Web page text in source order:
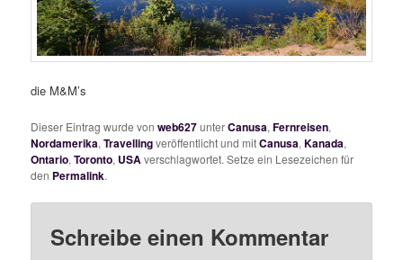
die M&M’s
Dieser Eintrag wurde vonweb627unterCanusa,Fernreisen,
Nordamerika,Travellingveröffentlicht und mitCanusa,Kanada,
Ontario,Toronto, USAverschlagwortet. Setze ein Lesezeichen für
den Permalink.
Schreibe einen Kommentar